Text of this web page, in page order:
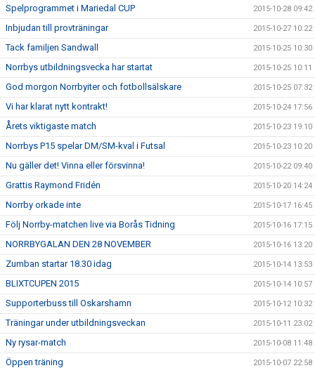
Spelprogrammet i Mariedal CUP 2015-10-28 09:42
Inbjudan till provträningar 2015-10-27 10:22
Tack familjen Sandwall 2015-10-25 10:30
Norrbys utbildningsvecka har startat 2015-10-25 10:11
God morgon Norrbyiter och fotbollsälskare 2015-10-25 07:32
Vi har klarat nytt kontrakt! 2015-10-24 17:56
Årets viktigaste match 2015-10-23 19:10
Norrbys P15 spelar DM/SM-kval i Futsal 2015-10-23 10:20
Nu gäller det! Vinna eller försvinna! 2015-10-22 09:40
Grattis Raymond Fridén 2015-10-20 14:24
Norrby orkade inte 2015-10-17 16:45
Följ Norrby-matchen live via Borås Tidning 2015-10-16 17:15
NORRBYGALAN DEN 28 NOVEMBER 2015-10-16 13:20
Zumban startar 18.30 idag 2015-10-14 13:53
BLIXTCUPEN 2015 2015-10-14 10:57
Supporterbuss till Oskarshamn 2015-10-12 10:32
Träningar under utbildningsveckan 2015-10-11 23:02
Ny rysar-match 2015-10-08 11:48
Öppen träning 2015-10-07 22:58